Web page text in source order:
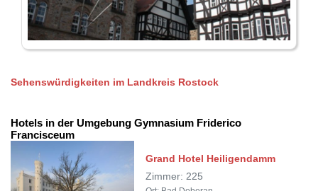
Sehenswürdigkeiten im Landkreis Rostock
Hotels in der Umgebung Gymnasium Friderico
Francisceum
Grand Hotel Heiligendamm
Zimmer: 225